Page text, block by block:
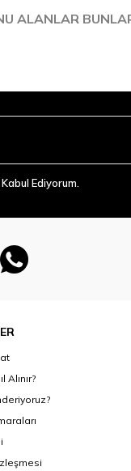
ALANLAR
Kabul Ediyorum.
Alınır?